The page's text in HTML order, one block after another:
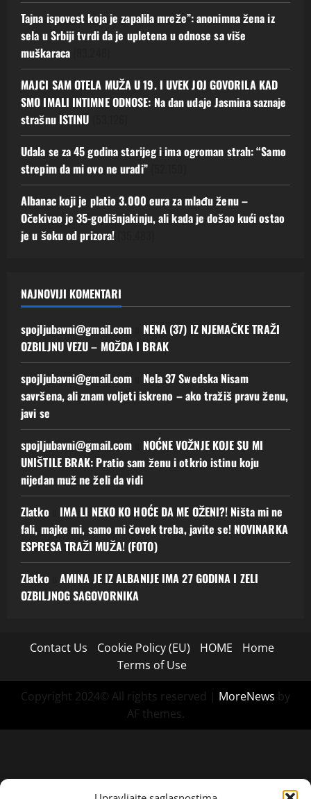
Tajna ispovest koja je zapalila mreže”: anonimna žena iz
sela u Srbiji tvrdi da je upletena u odnose sa više
muškaraca
MAJCI SAM OTELA MUŽA U 19. I UVEK JOJ GOVORILA KAD
SMO IMALI INTIMNE ODNOSE: Na dan udaje Jasmina saznaje
strašnu ISTINU
Udala se za 45 godina starijeg i ima ogroman strah: “Samo
strepim da mi ovo ne uradi”
Albanac koji je platio 3.000 eura za mlađu ženu –
Očekivao je 35-godišnjakinju, ali kada je došao kući ostao
je u šoku od prizora!
NAJNOVIJI KOMENTARI
spojljubavni@gmail.com
NENA (37) IZ NJEMAČKE TRAŽI
OZBILJNU VEZU – MOŽDA I BRAK
spojljubavni@gmail.com
Nela 37 Swedska Nisam
savršena, ali znam voljeti iskreno – ako tražiš pravu ženu,
javi se
spojljubavni@gmail.com
NOĆNE VOŽNJE KOJE SU MI
UNIŠTILE BRAK: Pratio sam ženu i otkrio istinu koju
nijedan muž ne želi da vidi
Zlatko
IMA LI NEKO KO HOĆE DA ME OŽENI?! Ništa mi ne
fali, majke mi, samo mi čovek treba, javite se! NOVINARKA
ESPRESA TRAŽI MUŽA! (FOTO)
Zlatko
AMINA JE IZ ALBANIJE IMA 27 GODINA I ZELI
OZBILJNOG SAGOVORNIKA
Contact Us Cookie Policy (EU) HOME
Home
Terms of Use
Copyright 2024© All rights reserved | MoreNews by
AF themes.